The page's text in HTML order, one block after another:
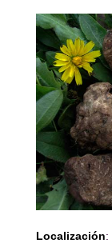
Localización: